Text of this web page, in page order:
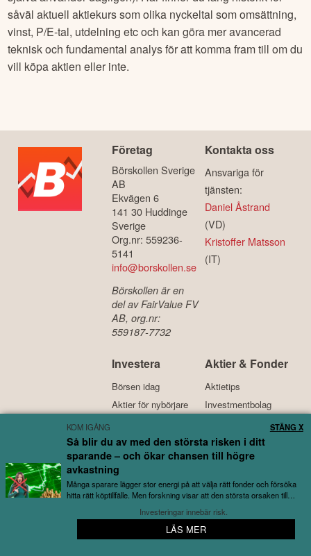
såväl aktuell aktiekurs som olika nyckeltal som omsättning,
vinst, P/E-tal, utdelning etc och kan göra mer avancerad
teknisk och fundamental analys för att komma fram till om du
vill köpa aktien eller inte.
Företag
Börskollen Sverige
AB
Ekvägen 6
141 30 Huddinge
Sverige
Org.nr: 559236-
5141
info@borskollen.se
Börskollen är en
del av FairValue FV
AB, org.nr:
559187-7732
Kontakta oss
Ansvariga för
tjänsten:
Daniel Åstrand
(VD)
Kristoffer Matsson
(IT)
Investera
Börsen idag
Aktier för nybörjare
Ränta på ränta
Aktier & Fonder
Aktietips
Investmentbolag
Bästa fonderna
Kreditkort
Bästa kreditkortet
Lån
Bästa lånen
Billiga lån
Lån med låg ränta
Köpa krypto
Bitcoin
Ethereum
📱 Appen av börsnördar, för börsnördar
KOM IGÅNG
Så blir du av med den största risken i ditt
sparande – och ökar chansen till högre
avkastning
Många sparare lägger stor energi på att välja rätt fonder och försöka
hitta rätt köptillfälle. Men forskning visar att den största orsaken till
utebliven avkastning...Investeringar innebär risk.
LÄS MER
STÄNG X